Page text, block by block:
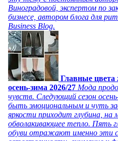
Виноградовой, экспертом по
бизнесе, автором блога для
Business Blog.
Главные цвета
осень-зима 2026/27 Мода
чувств. Следующий сезон
быть эмоциональным и чуть
яркости приходит глубина, на
обволакивающее тепло. Пять
обуви отражают именно эти